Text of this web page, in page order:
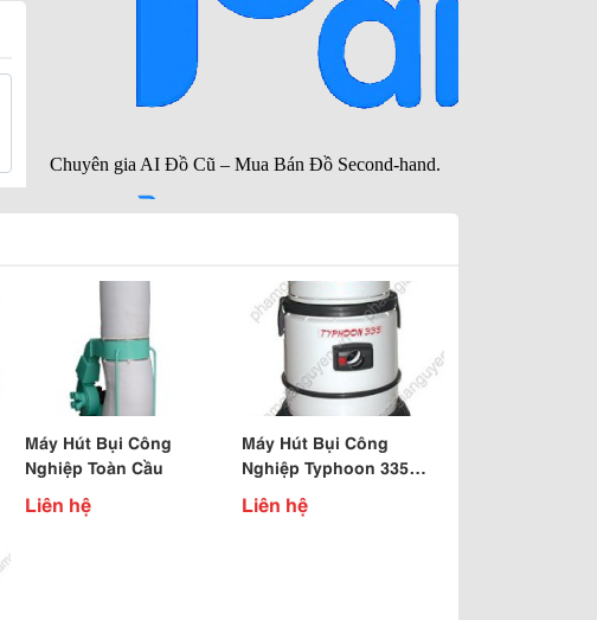
Máy Hút Bụi Công
Nghiệp Toàn Cầu
Liên hệ
Máy Hút Bụi Công
Nghiệp Typhoon 335
Nhập Khẩu Italia Siêu
Bền
Liên hệ